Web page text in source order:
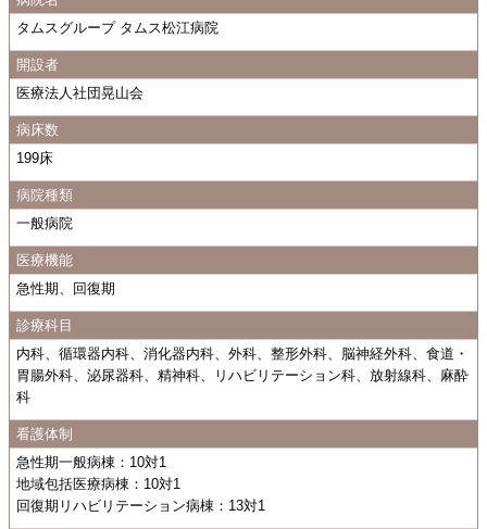
タムスグループ タムス松江病院
開設者
医療法人社団晃山会
病床数
199床
病院種類
一般病院
医療機能
急性期、回復期
診療科目
内科、循環器内科、消化器内科、外科、整形外科、脳神経外科、食道・
胃腸外科、泌尿器科、精神科、リハビリテーション科、放射線科、麻酔
科
看護体制
急性期一般病棟：10対1
地域包括医療病棟：10対1
回復期リハビリテーション病棟：13対1